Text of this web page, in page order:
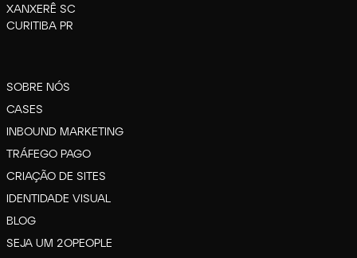
XANXERÊ SC
CURITIBA PR
SOBRE NÓS
CASES
INBOUND MARKETING
TRÁFEGO PAGO
CRIAÇÃO DE SITES
IDENTIDADE VISUAL
BLOG
SEJA UM 2OPEOPLE